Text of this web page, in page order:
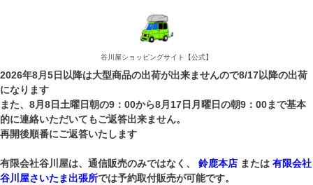
谷川屋ショッピングサイト【公式】
2026年8月5日以降は大型商品の出荷が出来ませんので8/17以降の出荷
になります
また、8月8日土曜日朝の9：00から8月17日月曜日の朝9：00まで基本
的に連絡いただいてもご返答出来ません。
再開後順番にご返答いたします
有限会社谷川屋は、通信販売のみではなく、 鈴鹿本店 または 有限会社
谷川屋さいたま出張所では予約取付販売が可能です。